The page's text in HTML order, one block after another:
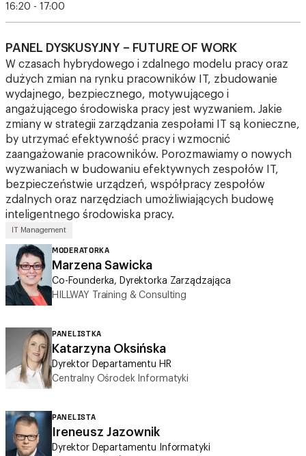
dużych zmian na rynku pracowników IT, zbudowanie
wydajnego, bezpiecznego, motywującego i
angażującego środowiska pracy jest wyzwaniem. Jakie
zmiany w strategii zarządzania zespołami IT są konieczne,
by utrzymać efektywność pracy i wzmocnić
zaangażowanie pracowników. Porozmawiamy o nowych
wyzwaniach w budowaniu efektywnych zespołów IT,
bezpieczeństwie urządzeń, współpracy zespołów
zdalnych oraz narzędziach umożliwiających budowę
inteligentnego środowiska pracy.
IT Management
MODERATORKA
Marzena Sawicka
Co-Founderka, Dyrektorka Zarządzająca
HILLWAY Training & Consulting
PANELISTKA
Dyrektor Departamentu HR
Centralny Ośrodek Informatyki
PANELISTA
Dyrektor Departamentu Informatyki
Bank Ochrony Środowiska